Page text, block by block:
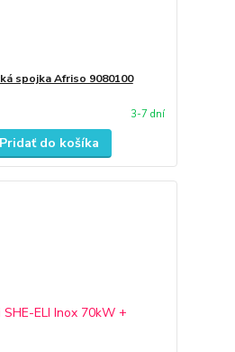
spojka Afriso 9080100
3-7 dní
Pridať do košíka